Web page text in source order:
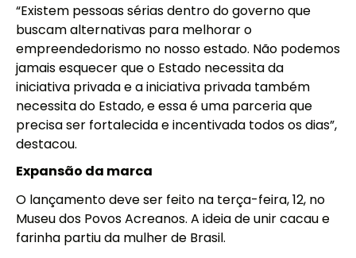
“Existem pessoas sérias dentro do governo que
buscam alternativas para melhorar o
empreendedorismo no nosso estado. Não podemos
jamais esquecer que o Estado necessita da
iniciativa privada e a iniciativa privada também
necessita do Estado, e essa é uma parceria que
precisa ser fortalecida e incentivada todos os dias”,
destacou.
Expansão da marca
O lançamento deve ser feito na terça-feira, 12, no
Museu dos Povos Acreanos. A ideia de unir cacau e
farinha partiu da mulher de Brasil.